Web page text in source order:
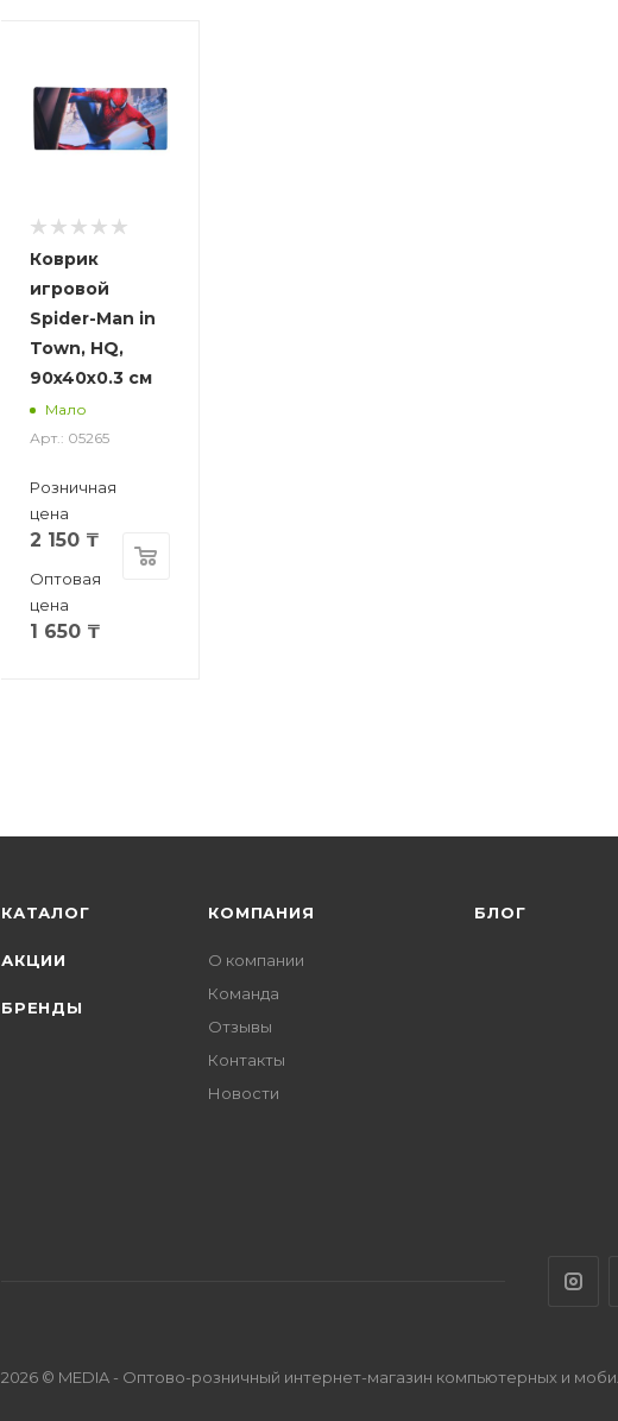
Коврик
игровой
Spider-Man in
Town, HQ,
90x40x0.3 см
Мало
Арт.: 05265
Розничная
цена
2 150 ₸
Оптовая
цена
1 650 ₸
КАТАЛОГ
АКЦИИ
БРЕНДЫ
КОМПАНИЯ
О компании
Команда
Отзывы
Контакты
Новости
БЛОГ
2026 © MEDIA - Оптово-розничный интернет-магазин компьютерных и